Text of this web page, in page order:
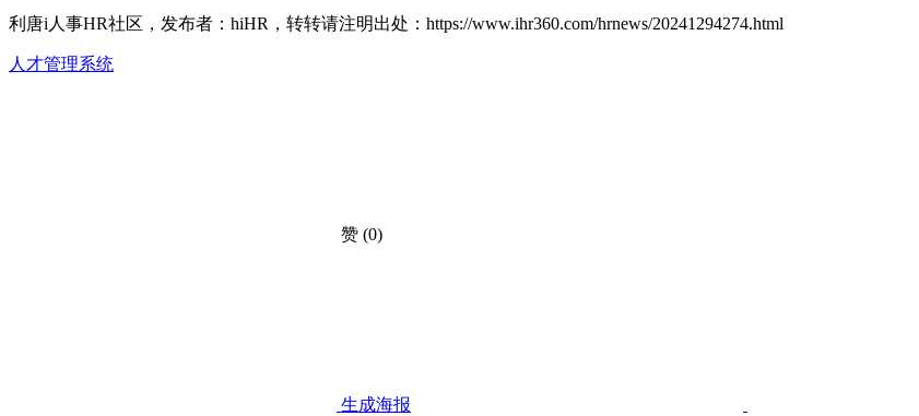
利唐i人事HR社区，发布者：hiHR，转转请注明出处： https://www.ihr360.com/hrnews/20241294274.html
人才管理系统
赞 (0)
生成海报